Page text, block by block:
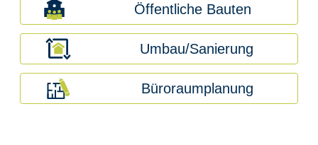
Öffentliche Bauten
Umbau/Sanierung
Büroraumplanung